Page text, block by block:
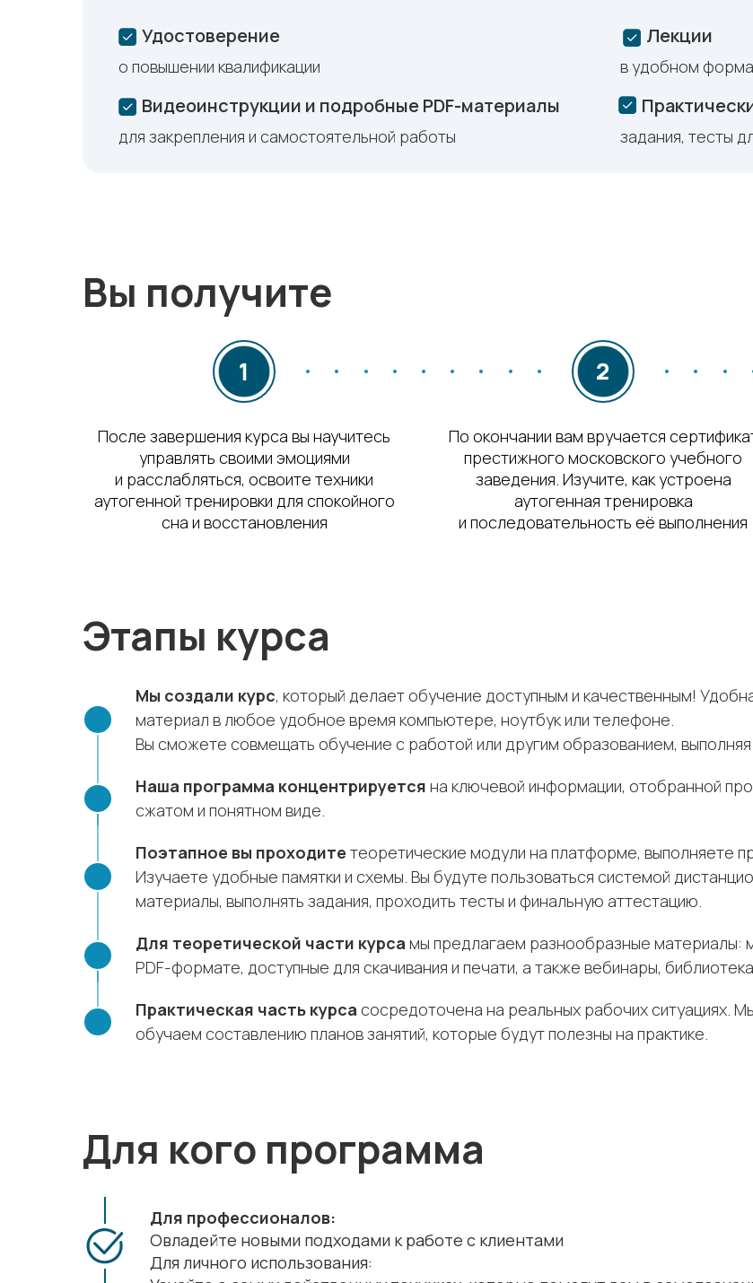
Лекции
Видеоинструкции и подробные PDF-материалы
Удостоверение
для закрепления и самостоятельной работы
в удобном
задания, тесты
о повышении квалификации
Вы получите
После завершения курса вы научитесь
управлять своими эмоциями
и расслабляться, освоите техники
аутогенной тренировки для спокойного
сна и восстановления
По окончании вам вручается
престижного московского учебного
заведения. Изучите, как устроена
аутогенная тренировка
и последовательность её выполнения
Этапы курса
Мы создали курс, который делает обучение доступным и качественным!
материал в любое удобное время компьютере, ноутбук или телефоне.
Вы сможете совмещать обучение с работой или другим образованием,
Наша программа концентрируется на ключевой информации, отобранной
сжатом и понятном виде.
Поэтапное вы проходите теоретические модули на платформе, выполняете
Изучаете удобные памятки и схемы. Вы будуте пользоваться системой
материалы, выполнять задания, проходить тесты и финальную аттестацию.
Для теоретической части курса мы предлагаем разнообразные материалы:
PDF-формате, доступные для скачивания и печати, а также вебинары,
Практическая часть курса сосредоточена на реальных рабочих ситуациях.
обучаем составлению планов занятий, которые будут полезны на практике.
Для кого программа
Для профессионалов:
Овладейте новыми подходами к работе с клиентами
Для личного использования: